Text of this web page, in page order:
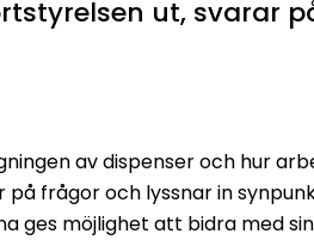
ut, svarar
av dispenser och hur
frågor och lyssnar in
ges möjlighet att bidra med